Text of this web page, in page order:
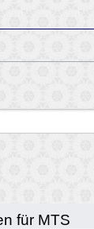
für MTS